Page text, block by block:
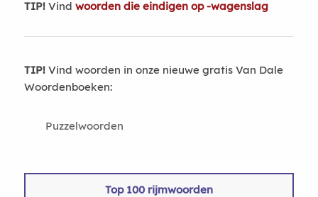
TIP!Vind woorden die eindigen op -wagenslag
TIP!Vind woorden in onze nieuwe gratis Van Dale
Woordenboeken:
Puzzelwoorden
Top 100 rijmwoorden